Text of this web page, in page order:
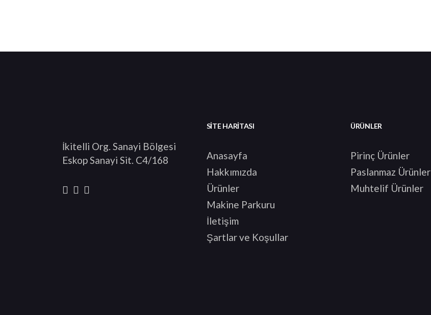
İkitelli Org. Sanayi Bölgesi
Eskop Sanayi Sit. C4/168
SITE HARITASI
Anasayfa
Hakkımızda
Ürünler
Makine Parkuru
İletişim
Şartlar ve Koşullar
ÜRÜNLER
Pirinç Ürünler
Paslanmaz Ürünler
Muhtelif Ürünler